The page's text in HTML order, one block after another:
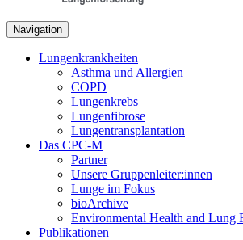
Navigation
Lungenkrankheiten
Asthma und Allergien
COPD
Lungenkrebs
Lungenfibrose
Lungentransplantation
Das CPC-M
Partner
Unsere Gruppenleiter:innen
Lunge im Fokus
bioArchive
Environmental Health and Lung
Publikationen